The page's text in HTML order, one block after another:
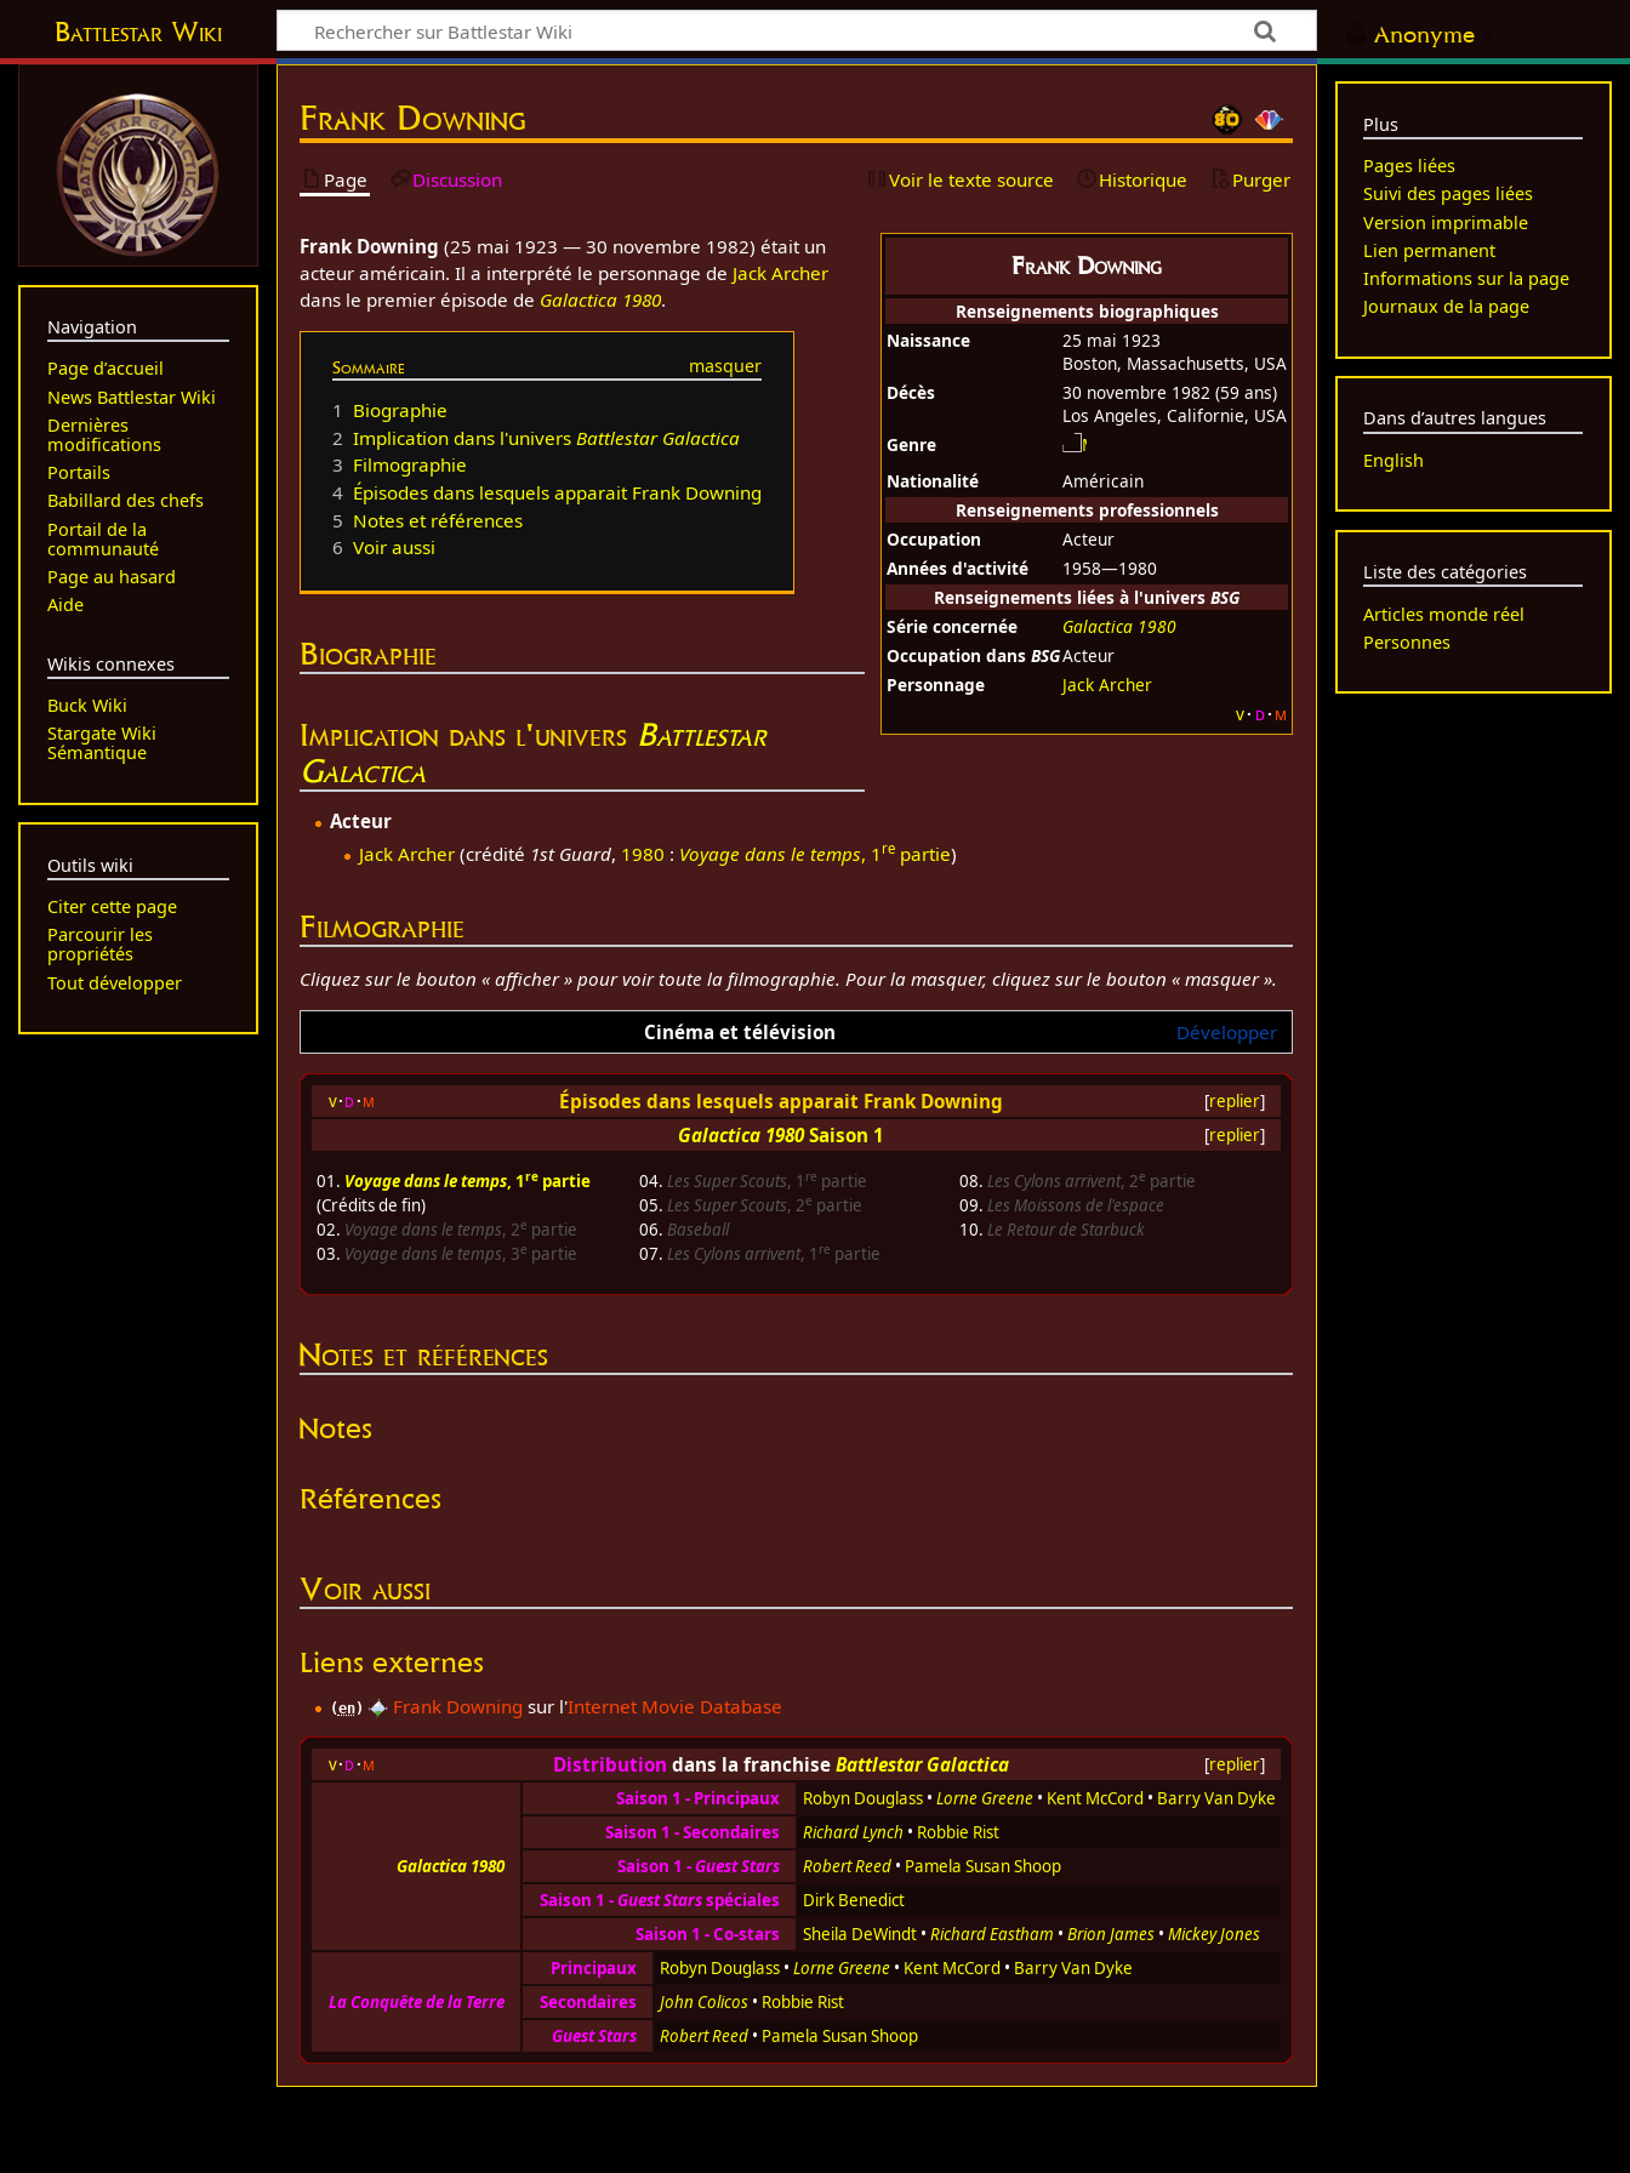
Anonyme
Battlestar Wiki
Frank Downing
Page Discussion Voir le texte source Historique Purger
Frank Downing
Renseignements biographiques
Naissance
25 mai 1923
Boston, Massachusetts, USA
Décès
30 novembre 1982(59 ans)
Los Angeles, Californie, USA
Genre
Nationalité
Américain
Renseignements professionnels
Occupation
Acteur
Années d'activité
1958—1980
Renseignements liées à l'universBSG
Série concernée
Galactica 1980
Occupation dansBSGActeur
Personnage
Jack Archer
v d m
Frank Downing (25 mai 1923 — 30 novembre 1982) était un
acteur américain. Il a interprété le personnage de Jack Archer
dans le premier épisode de Galactica 1980.
Sommaire
1 Biographie
2 Implication dans l'univers Battlestar Galactica
3 Filmographie
4 Épisodes dans lesquels apparait Frank Downing
5 Notes et références
6 Voir aussi
Biographie
Implication dans l'univers Battlestar
Galactica
Acteur
Jack Archer(crédité 1st Guard, 1980 : Voyage dans le temps, 1 repartie)
Filmographie
Cliquez sur le bouton « afficher » pour voir toute la filmographie. Pour la masquer, cliquez sur le bouton « masquer ».
Développer
Cinéma et télévision
[replier]
v d m Épisodes dans lesquels apparait Frank Downing
[replier]
Galactica 1980 Saison 1
01. Voyage dans le temps, 1repartie
(Crédits de fin)
02. Voyage dans le temps, 2e partie
03. Voyage dans le temps, 3e partie
04. Les Super Scouts, 1 re partie
05. Les Super Scouts, 2e partie
06. Baseball
07. Les Cylons arrivent, 1 re partie
08. Les Cylons arrivent, 2e partie
09. Les Moissons de l'espace
10. Le Retour de Starbuck
Notes et références
Notes
Références
Voir aussi
Liens externes
(en) Frank Downing sur l'Internet Movie Database
[replier]
v d m Distribution dans la franchise Battlestar Galactica
Galactica 1980
Saison 1 - Principaux Robyn Douglass• Lorne Greene• Kent McCord • Barry Van Dyke
Saison 1 - Secondaires
Richard Lynch • Robbie Rist
Saison 1 -Guest Stars Robert Reed• Pamela Susan Shoop
Saison 1 -Guest Starsspéciales
Dirk Benedict
Saison 1 - Co-stars
Sheila DeWindt• Richard Eastham • Brion James• Mickey Jones
La Conquête de la Terre
Principaux Robyn Douglass• Lorne Greene• Kent McCord • Barry Van Dyke
Secondaires
John Colicos• Robbie Rist
Guest Stars
Robert Reed• Pamela Susan Shoop
Navigation
Page d’accueil
News Battlestar Wiki
Dernières
modifications
Portails
Babillard des chefs
Portail de la
communauté
Page au hasard
Aide
Wikis connexes
Buck Wiki
Stargate Wiki
Sémantique
Outils wiki
Citer cette page
Parcourir les
propriétés
Tout développer
Plus
Pages liées
Suivi des pages liées
Version imprimable
Lien permanent
Informations sur la page
Journaux de la page
Dans d’autres langues
English
Liste des catégories
Articles monde réel
Personnes